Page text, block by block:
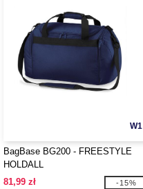
W1
BagBase BG200 - FREESTYLE
HOLDALL
81,99 zł
-15%